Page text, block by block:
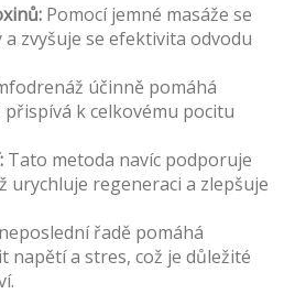
Pomocí jemné masáže se
zvyšuje se efektivita odvodu
účinně pomáhá
k celkovému pocitu
Tato metoda navíc podporuje
urychluje regeneraci a zlepšuje
řadě pomáhá
napětí a stres, což je důležité